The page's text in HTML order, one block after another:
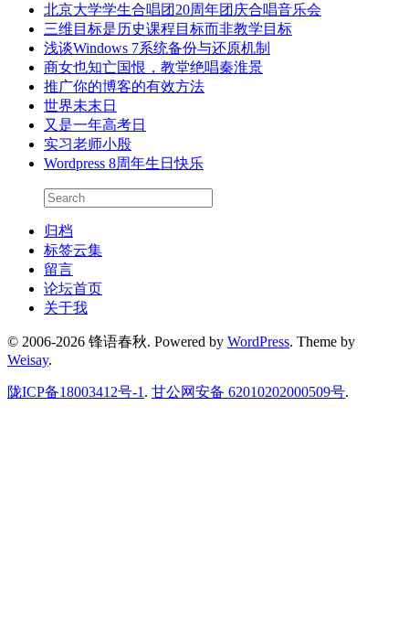
北京大学学生合唱团20周年团庆合唱音乐会
三维目标是历史课程目标而非教学目标
浅谈Windows 7系统备份与还原机制
商女也知亡国恨，教堂绝唱秦淮景
推广你的博客的有效方法
世界未末日
又是一年高考日
实习老师小殷
Wordpress 8周年生日快乐
归档
标签云集
留言
论坛首页
关于我
© 2006-2026 锋语春秋. Powered by WordPress. Theme by
Weisay.
陇ICP备18003412号-1 . 甘公网安备 62010202000509号.